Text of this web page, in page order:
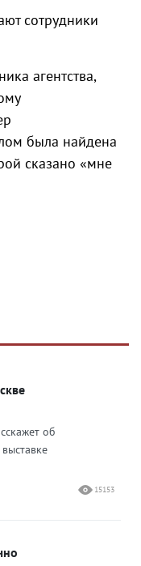
сотрудники
агентства,
была найдена
сказано «мне
об
15153